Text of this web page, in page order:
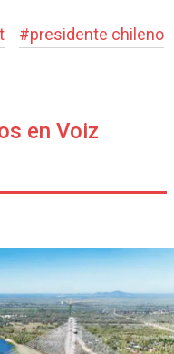
#presidente chileno
en Voiz